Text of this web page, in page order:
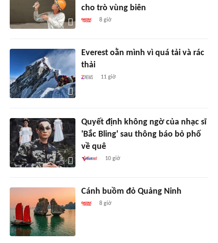
cho trò vùng biên
8 giờ
Everest oằn mình vì quá tải và rác
thải
11 giờ
Quyết định không ngờ của nhạc sĩ
'Bắc Bling' sau thông báo bỏ phố
về quê
10 giờ
Cánh buồm đỏ Quảng Ninh
8 giờ